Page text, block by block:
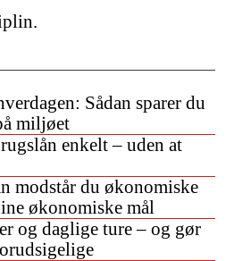
Sådan sparer du
miljøet
enkelt – uden at
modstår du økonomiske
økonomiske mål
og daglige ture – og gør